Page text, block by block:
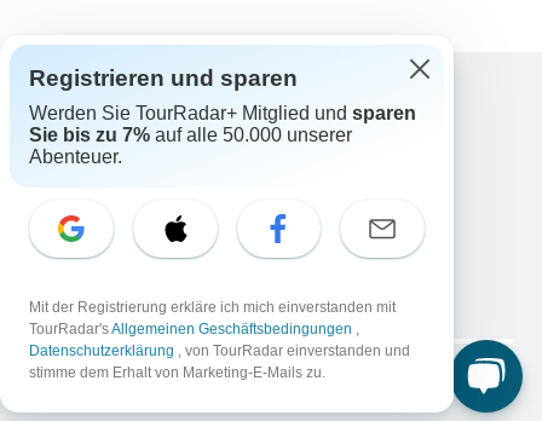
Support
Kontakt
Schweiz +41 225 183 195
E-Mail: support@tourradar.com
EN DE ES FR NL
Copyright © TourRadar. Alle Rechte vorbehalten.
Registrieren und sparen
Werden Sie TourRadar+ Mitglied und sparen
Sie bis zu 7% auf alle 50.000 unserer
Abenteuer.
Mit der Registrierung erkläre ich mich einverstanden mit
TourRadar'sAllgemeinen Geschäftsbedingungen ,
Datenschutzerklärung , von TourRadar einverstanden und
stimme dem Erhalt von Marketing-E-Mails zu.